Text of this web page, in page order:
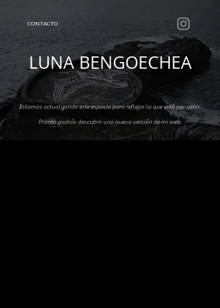
CONTACTO
LUNA BENGOECHEA
​Estamos actualizando este espacio para reflejar lo que está por venir.
Pronto podrás descubrir una nueva versión de mi web.​